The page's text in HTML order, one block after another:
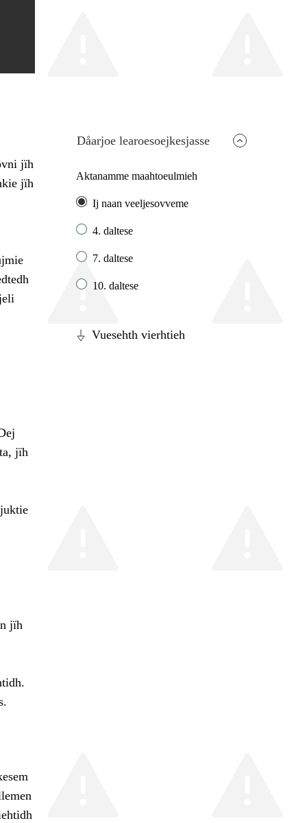
Dåarjoe learoesoejkesjasse
Aktanamme maahtoeulmieh
Ij naan veeljesovveme
4. daltese
7. daltese
10. daltese
Vuesehth vierhtieh
jïh
jïh
jïh
jïh